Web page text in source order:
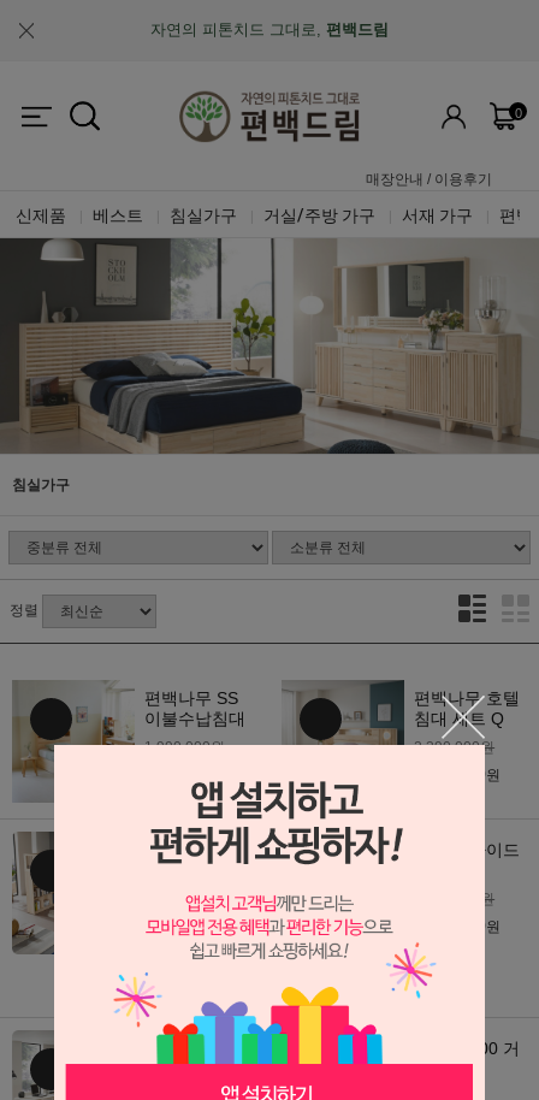
자연의 피톤치드 그대로, 편백드림
맞춤제작과 A/S가 가능한"맞춤 설계 가구"
0
매장안내 / 이용후기
신제품 베스트 침실가구 거실/주방 가구 서재 가구 편백
침실가구
정렬
편백나무 SS
이불수납침대
1,990,000원
편백나무 호텔
침대 세트 Q
2,390,000원
원
편백드림 수납
벙커 침대
침대 + 책장 + 옷장
+ 계단(서랍장) 이
하나로
3,650,000
편백 슬라이드
3,000,000원
원
이리옴 책장형
벙커침대
이리옴 600 거
울